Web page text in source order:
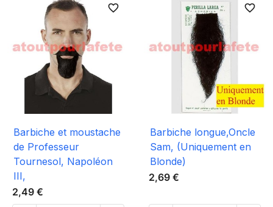
favorite_border
Barbiche et moustache
de Professeur
Tournesol, Napoléon
III,
2,49 €
favorite_border
Barbiche longue,Oncle
Sam, (Uniquement en
Blonde)
2,69 €